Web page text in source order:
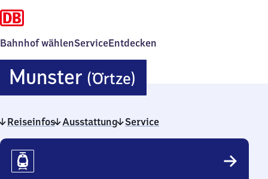
Bahnhof wählenServiceEntdecken
Munster (Örtze)
(Örtze)
Reiseinfos Ausstattung Service
Reiseinfos